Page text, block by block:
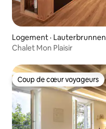
Logement · Lauterbrunnen
Chalet Mon Plaisir
Coup de cœur voyageurs
Coup de cœur voyageurs